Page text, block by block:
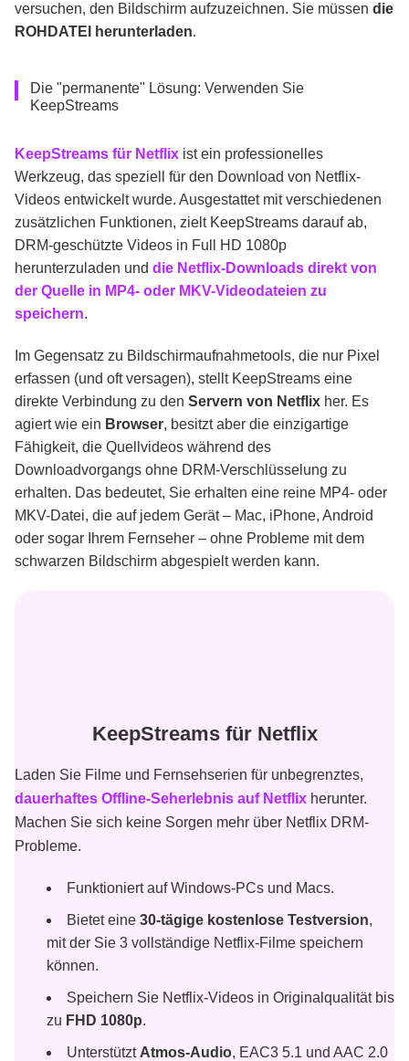
versuchen, den Bildschirm aufzuzeichnen. Sie müssen die
ROHDATEI herunterladen.
Die "permanente" Lösung: Verwenden Sie
KeepStreams
KeepStreams für Netflix ist ein professionelles
Werkzeug, das speziell für den Download von Netflix-
Videos entwickelt wurde. Ausgestattet mit verschiedenen
zusätzlichen Funktionen, zielt KeepStreams darauf ab,
DRM-geschützte Videos in Full HD 1080p
herunterzuladen und die Netflix-Downloads direkt von
der Quelle in MP4- oder MKV-Videodateien zu
speichern.
Im Gegensatz zu Bildschirmaufnahmetools, die nur Pixel
erfassen (und oft versagen), stellt KeepStreams eine
direkte Verbindung zu den Servern von Netflix her. Es
agiert wie ein Browser, besitzt aber die einzigartige
Fähigkeit, die Quellvideos während des
Downloadvorgangs ohne DRM-Verschlüsselung zu
erhalten. Das bedeutet, Sie erhalten eine reine MP4- oder
MKV-Datei, die auf jedem Gerät – Mac, iPhone, Android
oder sogar Ihrem Fernseher – ohne Probleme mit dem
schwarzen Bildschirm abgespielt werden kann.
KeepStreams für Netflix
Laden Sie Filme und Fernsehserien für unbegrenztes,
dauerhaftes Offline-Seherlebnis auf Netflix herunter.
Machen Sie sich keine Sorgen mehr über Netflix DRM-
Probleme.
Funktioniert auf Windows-PCs und Macs.
Bietet eine 30-tägige kostenlose Testversion,
mit der Sie 3 vollständige Netflix-Filme speichern
können.
Speichern Sie Netflix-Videos in Originalqualität bis
zu FHD 1080p.
Unterstützt Atmos-Audio, EAC3 5.1 und AAC 2.0